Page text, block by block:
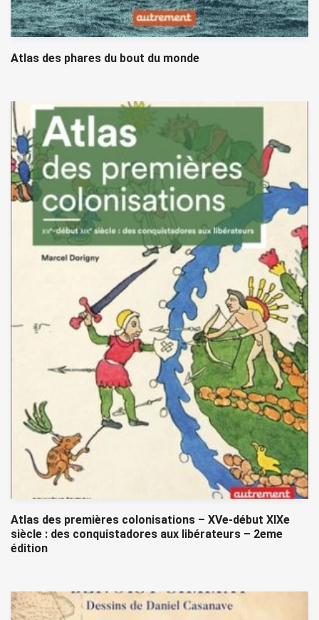
Atlas des phares du bout du monde
Atlas des premières colonisations – XVe-début XIXe
siècle : des conquistadores aux libérateurs – 2eme
édition